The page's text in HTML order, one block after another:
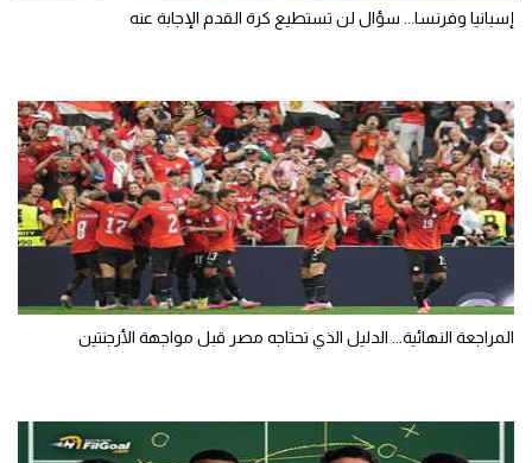
إسبانيا وفرنسا... سؤال لن تستطيع كرة القدم الإجابة عنه
المراجعة النهائية... الدليل الذي تحتاجه مصر قبل مواجهة الأرجنتين